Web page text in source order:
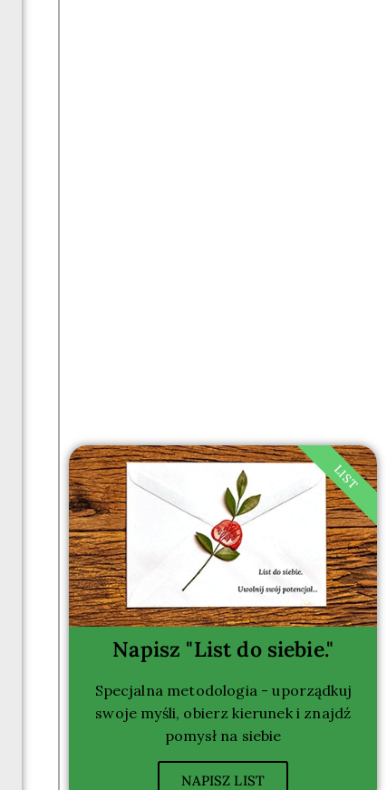
Napisz "List do siebie."
Specjalna metodologia - uporządkuj
swoje myśli, obierz kierunek i znajdź
pomysł na siebie
NAPISZ LIST
LIST